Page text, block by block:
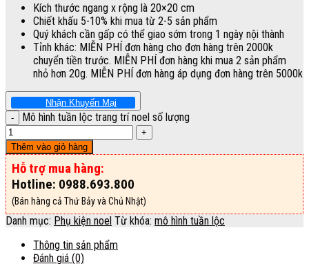
Kích thước ngang x rộng là 20×20 cm
Chiết khấu 5-10% khi mua từ 2-5 sản phẩm
Quý khách cần gấp có thể giao sớm trong 1 ngày nội thành
Tỉnh khác: MIỄN PHÍ đơn hàng cho đơn hàng trên 2000k
chuyển tiền trước. MIỄN PHÍ đơn hàng khi mua 2 sản phẩm
nhỏ hơn 20g. MIỄN PHÍ đơn hàng áp dụng đơn hàng trên 5000k
Nhận Khuyến Mại
Mô hình tuần lộc trang trí noel số lượng
Thêm vào giỏ hàng
Hỗ trợ mua hàng:
Hotline: 0988.693.800
(Bán hàng cả Thứ Bảy và Chủ Nhật)
Danh mục: Phụ kiện noel Từ khóa: mô hình tuần lộc
Thông tin sản phẩm
Đánh giá (0)